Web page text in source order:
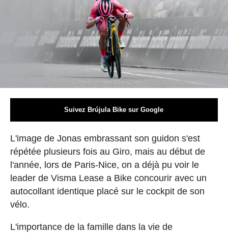
Suivez Brújula Bike sur Google
L'image de Jonas embrassant son guidon s'est
répétée plusieurs fois au Giro, mais au début de
l'année, lors de Paris-Nice, on a déjà pu voir le
leader de Visma Lease a Bike concourir avec un
autocollant identique placé sur le cockpit de son
vélo.
L'importance de la famille dans la vie de